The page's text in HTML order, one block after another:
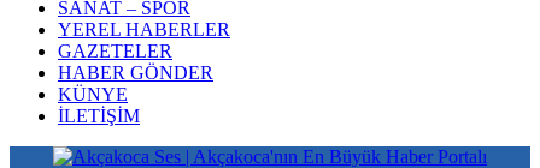
SANAT – SPOR
YEREL HABERLER
GAZETELER
HABER GÖNDER
KÜNYE
İLETİŞİM